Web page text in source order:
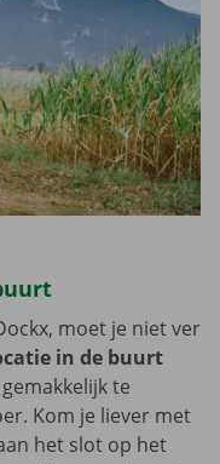
moet je niet ver
in de buurt
te
Kom je liever met
het slot op het